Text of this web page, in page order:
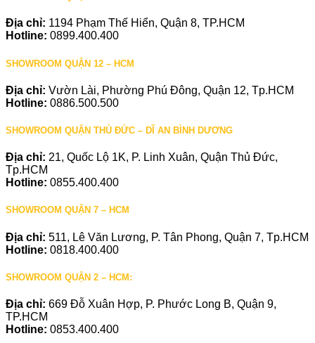
Địa chỉ: 1194 Phạm Thế Hiển, Quận 8, TP.HCM
Hotline: 0899.400.400
SHOWROOM QUẬN 12 – HCM
Địa chỉ: Vườn Lài, Phường Phú Đông, Quận 12, Tp.HCM
Hotline: 0886.500.500
SHOWROOM QUẬN THỦ ĐỨC – DĨ AN BÌNH DƯƠNG
Địa chỉ: 21, Quốc Lộ 1K, P. Linh Xuân, Quận Thủ Đức,
Tp.HCM
Hotline: 0855.400.400
SHOWROOM QUẬN 7 – HCM
Địa chỉ: 511, Lê Văn Lương, P. Tân Phong, Quận 7, Tp.HCM
Hotline: 0818.400.400
SHOWROOM QUẬN 2 – HCM:
Địa chỉ: 669 Đỗ Xuân Hợp, P. Phước Long B, Quận 9,
TP.HCM
Hotline: 0853.400.400